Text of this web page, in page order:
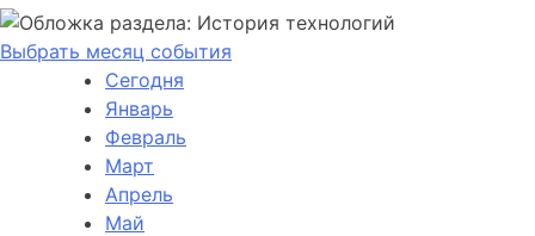
Выбрать месяц события
Сегодня
Январь
Февраль
Март
Апрель
Май